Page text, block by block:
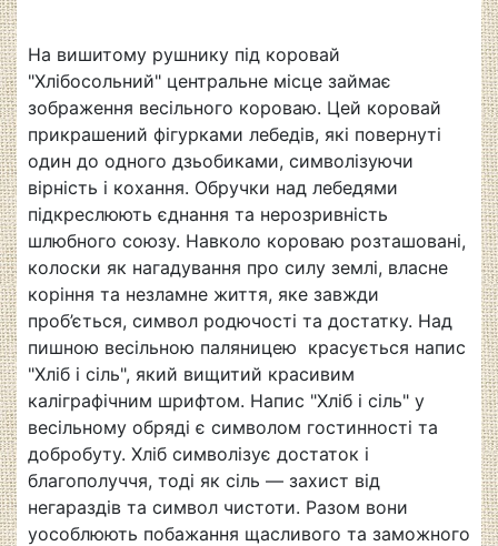
На вишитому рушнику під коровай
"Хлібосольний" центральне місце займає
зображення весільного короваю. Цей коровай
прикрашений фігурками лебедів, які повернуті
один до одного дзьобиками, символізуючи
вірність і кохання. Обручки над лебедями
підкреслюють єднання та нерозривність
шлюбного союзу. Навколо короваю розташовані,
колоски як нагадування про силу землі, власне
коріння та незламне життя, яке завжди
проб’ється, символ родючості та достатку. Над
пишною весільною паляницею красується напис
"Хліб і сіль", який вищитий красивим
каліграфічним шрифтом. Напис "Хліб і сіль" у
весільному обряді є символом гостинності та
добробуту. Хліб символізує достаток і
благополуччя, тоді як сіль — захист від
негараздів та символ чистоти. Разом вони
уособлюють побажання щасливого та заможного